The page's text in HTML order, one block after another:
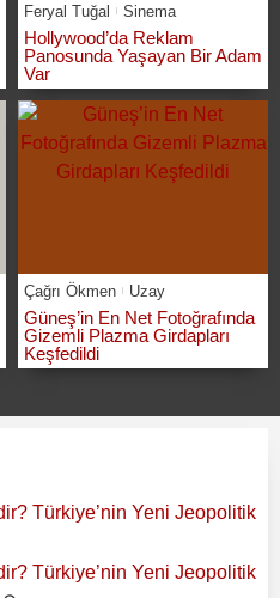
Feryal Tuğal Sinema
Hollywood’da Reklam
Panosunda Yaşayan Bir Adam
Var
Çağrı Ökmen Uzay
Güneş’in En Net Fotoğrafında
Gizemli Plazma Girdapları
Keşfedildi
Türkiye’nin Yeni Jeopolitik
Türkiye’nin Yeni Jeopolitik